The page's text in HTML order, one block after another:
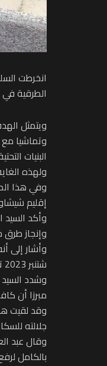
الطرقية
ويتمثل
وتماشيا
البنيات
ولهذه
وفي هذا
إقليم شيشاوة
وأكد السيد
وإنجاز طرق
شتنبر 2023 تسارعت وتيرة العمل بشكل كبير.
وشدد السيد
مبرزا أن
وقد لقيت
جلالته
وقال عبد
بالكامل